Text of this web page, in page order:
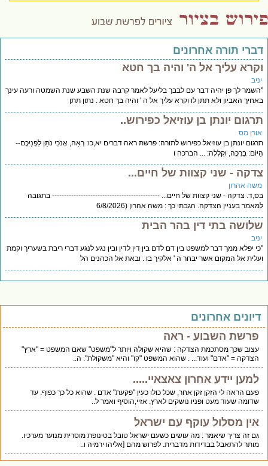
דברי תורה אחרונים
וקרא עליך אל ה' והיה בך חטא
יניב
"השמר לך פן יהיה דבר עם לבבך בליעל לאמר קרבה שנת השבע שנת השמטה ורעה עינך
באחיך האביון ולא תתן לו וקרא עליך אל ה ' והיה בך חטא . נתון תתן
תרגום יונתן בן עוזיאל כפירוש..
אורן מס
תרגום יונתן בן עוזיאל כפירוש לתורה: פרשת ראה דברים יא,כו: רְאֵה, אָנֹכִי נֹתֵן לִפְנֵיכֶם--
הַיּוֹם: בְּרָכָה, וּקְלָלָה: ... הברכה ו
צדקה - שני קצוות של חיים...
משה אהרון
בס,ד. צדקה - שני קצוות של חיים... --------------------------------------------- בתגובה
למאמר בעניין הצדקה. הגבתי כך : משה אהרון (6/8/2026
שלושה בתי דין בהר הבית
יניב
"כי יפלא ממך דבר למשפט בין דם לדם בין דין לדין ובין נגע לנגע דברי ריבת בשעריך וקמת
ועלית אל המקום אשר יבחר ה ' אלקיך בו . ובאת אל הכהנים הל
דיונים אחרונים
פרשת השבוע - ראה
עצוב שכך מסתכמת הצדקה : שהיא שקולה ויותר ל"משפט" שאם המשפט = "ארץ"
הצדקה = "אדם" ועוד... . שהוא המשפט "קו" והיא "משקולת". ה..
למען יידע אחרון צאצאיי.....
פעם הראה לי הזקן זקן אחר, שכל כולו כעין "פקעת" אדם . שהוא כל כך כפוף. עד
שדומה שעוד מעט ופניו נושקים לארץ. אזיי,הוסיף ואמר ל..
אין מסלול עוקף עם ישראל
גם זה צריך שיאמר : מה עושים כשעם ישראל טובל בטינופת מוסרית מנוער מערכיו.
מותר להתאבל בבדידות מדברית. לפרוש מהם [אליהו ירמיה ו..